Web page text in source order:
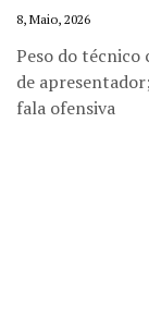
8, Maio, 2026
Peso do
de
fala ofensiva